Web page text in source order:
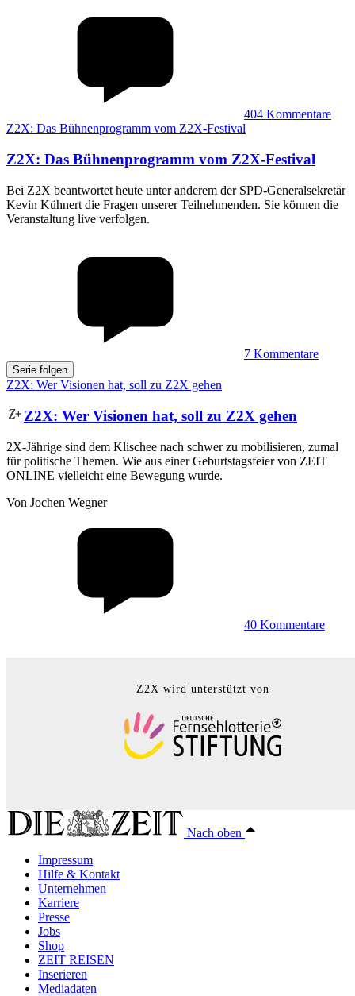
404 Kommentare
Z2X: Das Bühnenprogramm vom Z2X-Festival
Z2X: Das Bühnenprogramm vom Z2X-Festival
Bei Z2X beantwortet heute unter anderem der SPD-Generalsekretär
Kevin Kühnert die Fragen unserer Teilnehmenden. Sie können die
Veranstaltung live verfolgen.
7 Kommentare
Serie folgen
Z2X: Wer Visionen hat, soll zu Z2X gehen
Z2X: Wer Visionen hat, soll zu Z2X gehen
2X-Jährige sind dem Klischee nach schwer zu mobilisieren, zumal
für politische Themen. Wie aus einer Geburtstagsfeier von ZEIT
ONLINE vielleicht eine Bewegung wurde.
Von Jochen Wegner
40 Kommentare
Z2X wird unterstützt von
Nach oben
Impressum
Hilfe & Kontakt
Unternehmen
Karriere
Presse
Jobs
Shop
ZEIT REISEN
Inserieren
Mediadaten